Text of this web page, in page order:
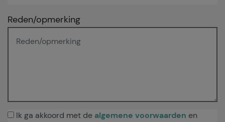
Reden/opmerking
Ik ga akkoord met de algemene voorwaarden en